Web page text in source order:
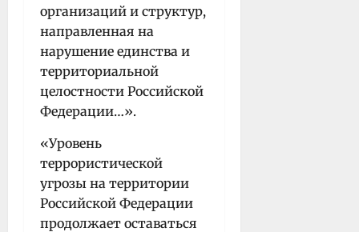
организаций и структур,
направленная на
нарушение единства и
территориальной
целостности Российской
Федерации…».
«Уровень
террористической
угрозы на территории
Российской Федерации
продолжает оставаться